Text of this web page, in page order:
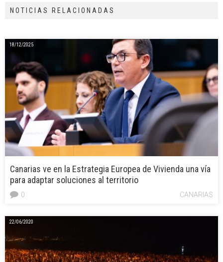
NOTICIAS RELACIONADAS
18/12/2025
Canarias ve en la Estrategia Europea de Vivienda una vía
para adaptar soluciones al territorio
CANARIAS
0
22/06/2020